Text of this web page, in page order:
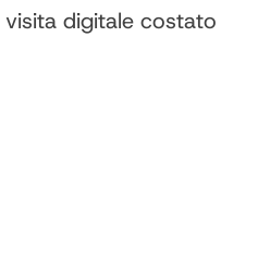
digitale costato